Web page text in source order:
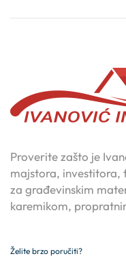
Proverite zašto je
majstora, investitora,
za građevinskim
karemikom,
Želite brzo poručiti?